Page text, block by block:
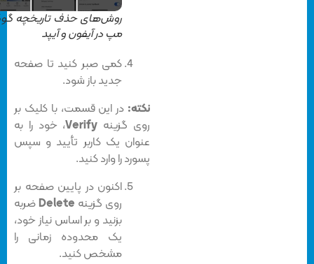
روش‌های حذف تاریخچه گوگل
مپ در آیفون و آیپد
کمی صبر کنید تا صفحه
جدید باز شود.
نکته:در این قسمت، با کلیک بر
روی گزینهVerify، خود را به
عنوان یک کاربر تأیید و سپس
پسورد را وارد کنید.
اکنون در پایین صفحه بر
روی گزینهDeleteضربه
بزنید و بر اساس نیاز خود،
یک محدوده زمانی را
مشخص کنید.